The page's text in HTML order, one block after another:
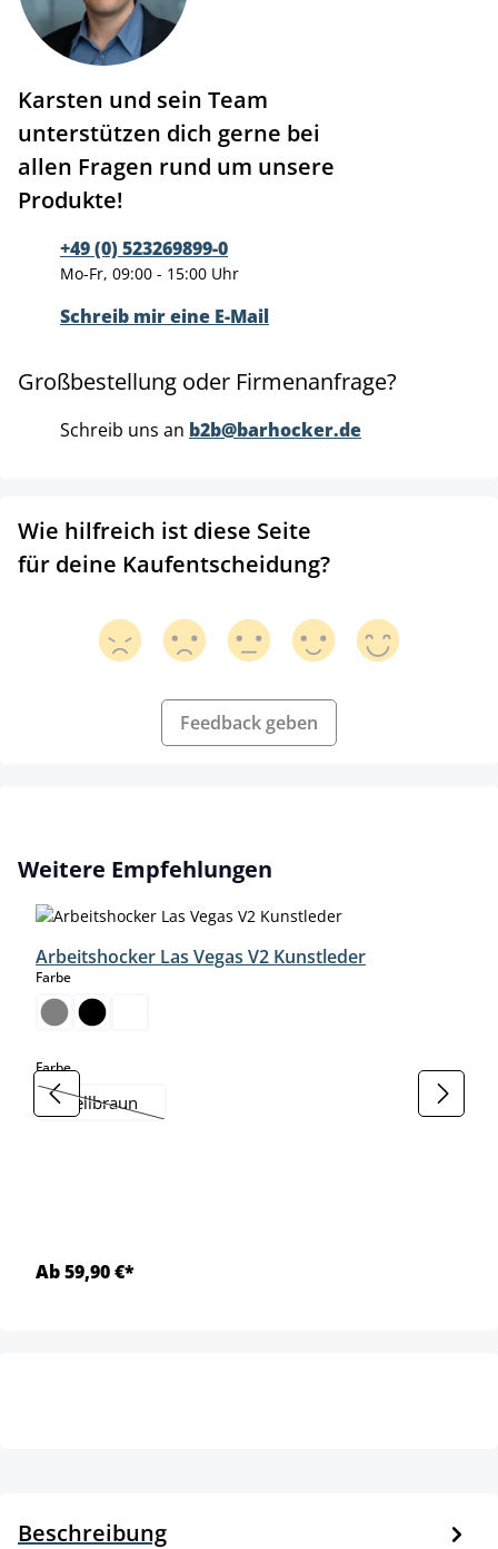
Karsten und sein Team
unterstützen dich gerne bei
allen Fragen rund um unsere
Produkte!
+49 (0) 523269899-0
Mo-Fr, 09:00 - 15:00 Uhr
Schreib mir eine E-Mail
Großbestellung oder Firmenanfrage?
Schreib uns an b2b@barhocker.de
Wie hilfreich ist diese Seite
für deine Kaufentscheidung?
Feedback geben
Produktgalerie überspringen
Weitere Empfehlungen
Arbeitshocker Las Vegas V2 Kunstleder
Farbeauswählen
Farbeauswählen
hellbraun
(Diese Option ist zurzeit nicht verfügbar.)
Ab 59,90 €*
Beschreibung